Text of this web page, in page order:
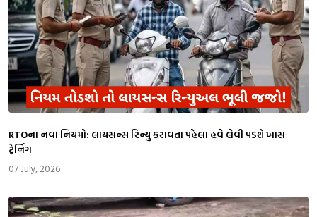
RTOના નવા નિયમો: લાયસન્સ રિન્યુ કરાવતા પહેલા હવે લેવી પડશે ખાસ
ટ્રેનિંગ
07 July, 2026